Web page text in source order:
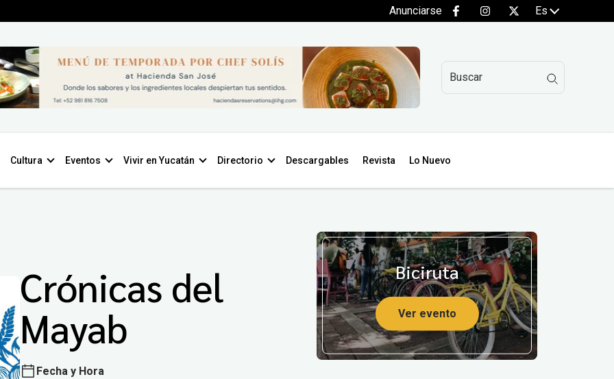
Anunciarse Es
Cultura Eventos Vivir en Yucatán Directorio Descargables Revista Lo Nuevo
Crónicas del
Mayab
Fecha y Hora
Biciruta
Ver evento